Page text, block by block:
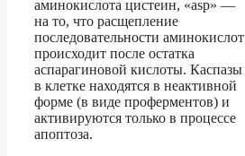
аминокислота цистеин, «asp» —
на то, что расщепление
последовательности аминокислот
происходит после остатка
аспарагиновой кислоты. Каспазы
в клетке находятся в неактивной
форме (в виде проферментов) и
активируются только в процессе
апоптоза.